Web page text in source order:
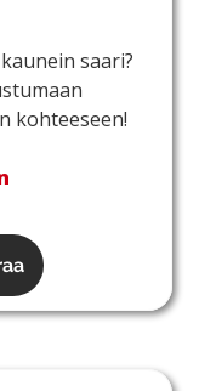
saari?
kohteeseen!